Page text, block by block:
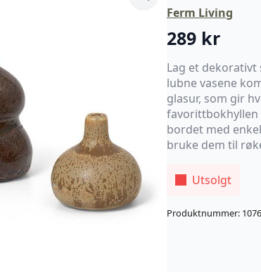
Ferm Living
289 kr
Lag et dekorativt
lubne vasene
glasur, som gir
favorittbokhyllen
bordet med
bruke dem til
Utsolgt
Produktnummer: